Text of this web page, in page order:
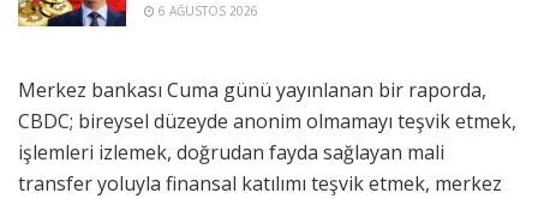
6 AĞUSTOS 2026
Merkez bankası Cuma günü yayınlanan bir raporda,
CBDC; bireysel düzeyde anonim olmamayı teşvik etmek,
işlemleri izlemek, doğrudan fayda sağlayan mali
transfer yoluyla finansal katılımı teşvik etmek, merkez